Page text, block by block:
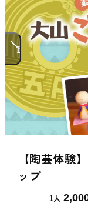
Previous
【陶芸体験
ップ
1人